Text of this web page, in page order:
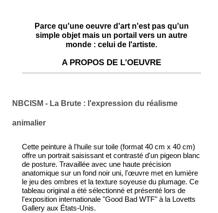
Parce qu'une oeuvre d'art n'est pas qu'un
simple objet mais un portail vers un autre
monde : celui de l'artiste.
A PROPOS DE L'OEUVRE
NBCISM - La Brute : l'expression du réalisme
animalier
Cette peinture à l'huile sur toile (format 40 cm x 40 cm)
offre un portrait saisissant et contrasté d'un pigeon blanc
de posture. Travaillée avec une haute précision
anatomique sur un fond noir uni, l'œuvre met en lumière
le jeu des ombres et la texture soyeuse du plumage. Ce
tableau original a été sélectionné et présenté lors de
l'exposition internationale "Good Bad WTF" à la Lovetts
Gallery aux États-Unis.